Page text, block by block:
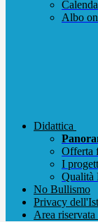
Albo
Didattica
Offerta
I
Qualità
No Bullismo
Privacy
Area